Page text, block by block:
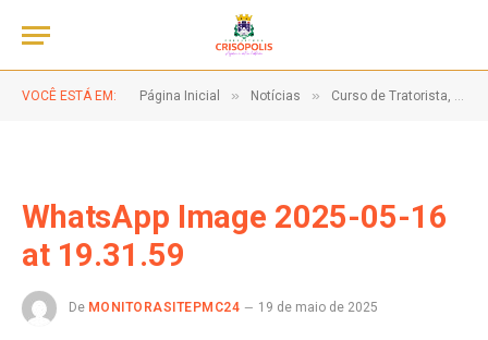
VOCÊ ESTÁ EM: Página Inicial » Notícias » Curso de Tratorista, fortalecendo a agricultura familiar!
WhatsApp Image 2025-05-16
at 19.31.59
De MONITORASITEPMC24 19 de maio de 2025